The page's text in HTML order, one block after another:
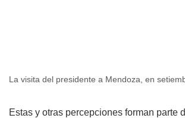
La visita del presidente a Mendoza, en
Estas y otras percepciones forman parte